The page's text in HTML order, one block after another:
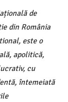
de
din România
este o
apolitică,
cu
întemeiată